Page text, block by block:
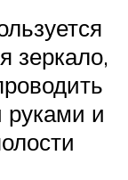
зеркало,
и